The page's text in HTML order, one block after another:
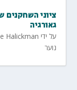
ציוני השחקנים
גאורגיה
על ידי Halickman
נוער